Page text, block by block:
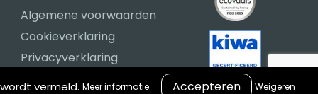
Algemene voorwaarden
Cookieverklaring
Privacyverklaring
Disclaimer
vermeld. Meer informatie. Weigeren